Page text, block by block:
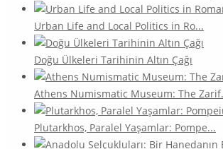
Urban Life and Local Politics in Ro...
Doğu Ülkeleri Tarihinin Altın Çağı
Athens Numismatic Museum: The
Plutarkhos, Paralel Yaşamlar: Pompe...